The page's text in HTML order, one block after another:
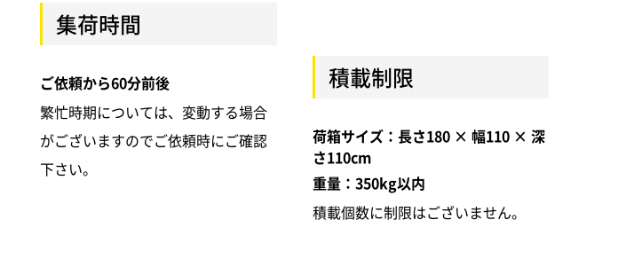
集荷時間
ご依頼から60分前後
繁忙時期については、変動する場合
がございますのでご依頼時にご確認
下さい。
積載制限
荷箱サイズ：長さ180 × 幅110 × 深
さ110cm
重量：350kg以内
積載個数に制限はございません。